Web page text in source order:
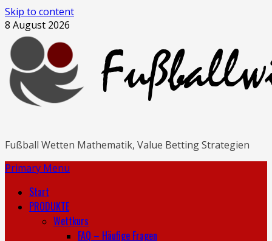
Skip to content
8 August 2026
Fußball Wetten Mathematik, Value Betting Strategien
Primary Menu
Start
PRODUKTE
Wettkurs
FAQ – Häufige Fragen